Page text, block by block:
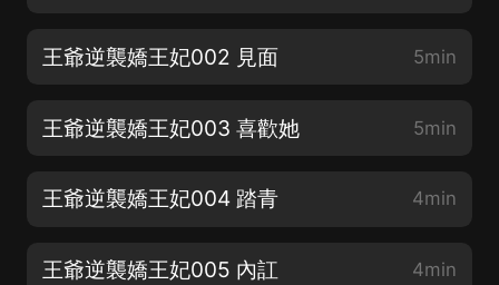
王爺逆襲嬌王妃002 見面 5min
王爺逆襲嬌王妃003 喜歡她 5min
王爺逆襲嬌王妃004 踏青 4min
王爺逆襲嬌王妃005 內訌 4min